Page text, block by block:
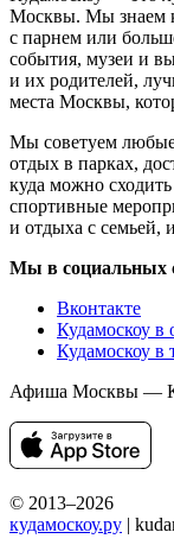
Москвы. Мы знаем
с парнем или
события, музеи и
и их родителей,
места Москвы,
Мы советуем
отдых в парках,
куда можно
спортивные
и отдыха с семьей,
Мы в социальных
Вконтакте
Кудамоскоу в
Кудамоскоу в
Афиша Москвы —
© 2013–2026
кудамоскоу.ру |